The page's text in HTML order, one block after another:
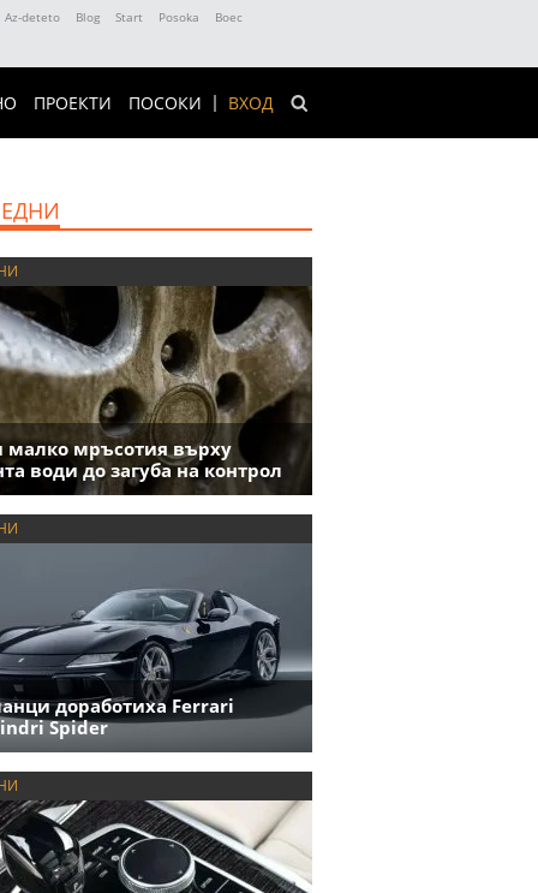
Az-deteto Blog Start Posoka
Boec
ВХОД
ПРОЕКТИ ПОСОКИ
малко мръсотия върху
води до загуба на контрол
доработиха Ferrari
Spider